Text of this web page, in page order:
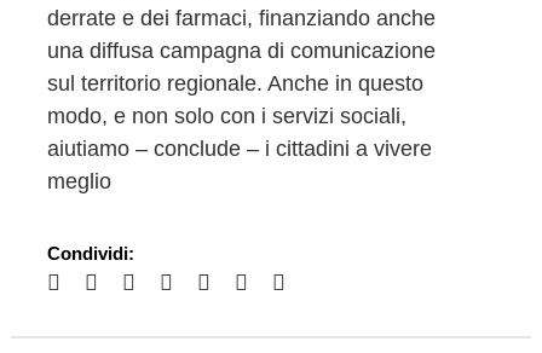
derrate e dei farmaci, finanziando anche
una diffusa campagna di comunicazione
sul territorio regionale. Anche in questo
modo, e non solo con i servizi sociali,
aiutiamo – conclude – i cittadini a vivere
meglio
Condividi: